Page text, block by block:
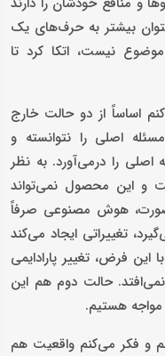
بیشتر به حرف‌های یک
نیست، اتکا کرد تا
اساساً از دو حالت خارج
اصلی را نتوانسته و
را درمی‌آورد. به نظر
و این محصول نمی‌تواند
هوش مصنوعی صرفاً
تغییراتی ایجاد می‌کند
این فرض، تغییر پارادایمی
حالت دوم هم این
مواجه هستیم.
فکر می‌کنم واقعیت هم